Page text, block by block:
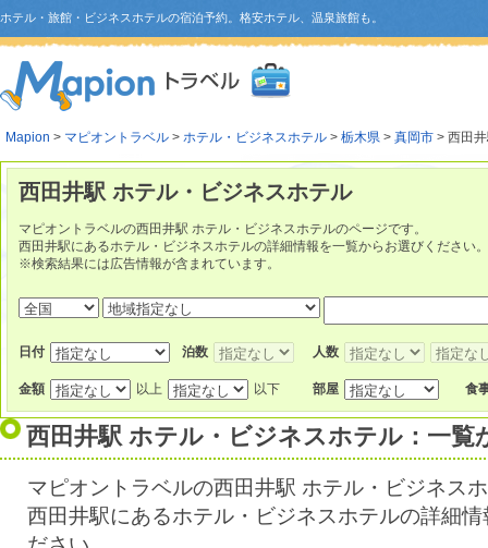
ホテル・旅館・ビジネスホテルの宿泊予約。格安ホテル、温泉旅館も。
Mapion > マピオントラベル > ホテル・ビジネスホテル > 栃木県 > 真岡市 > 西田
西田井駅 ホテル・ビジネスホテル
マピオントラベルの西田井駅 ホテル・ビジネスホテルのページです。
西田井駅にあるホテル・ビジネスホテルの詳細情報を一覧からお選びください。
※検索結果には広告情報が含まれています。
日付 泊数 人数
金額 以上 以下 部屋 食
西田井駅 ホテル・ビジネスホテル：一覧
マピオントラベルの西田井駅 ホテル・ビジネス
西田井駅にあるホテル・ビジネスホテルの詳細